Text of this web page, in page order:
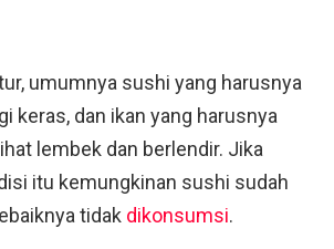
umumnya sushi yang harusnya
keras, dan ikan yang harusnya
lembek dan berlendir. Jika
itu kemungkinan sushi sudah
tidak dikonsumsi.